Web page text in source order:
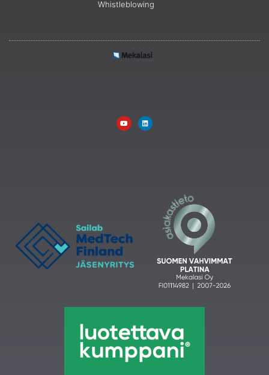
Whistleblowing